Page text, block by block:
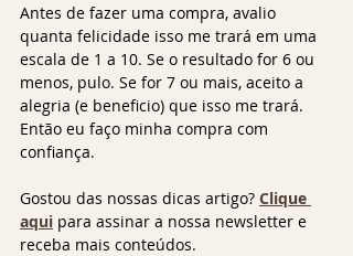
Antes de fazer uma compra, avalio
quanta felicidade isso me trará em uma
escala de 1 a 10. Se o resultado for 6 ou
menos, pulo. Se for 7 ou mais, aceito a
alegria (e beneficio) que isso me trará.
Então eu faço minha compra com
confiança.
Gostou das nossas dicas artigo? Clique
aqui para assinar a nossa newsletter e
receba mais conteúdos.